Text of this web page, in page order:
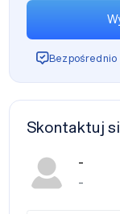
Bezpośrednio
Skontaktuj
-
-